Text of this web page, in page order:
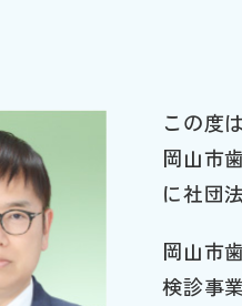
この度
岡山市
に社団
岡山市
検診事